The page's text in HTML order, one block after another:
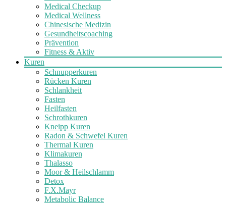
Medical Checkup
Medical Wellness
Chinesische Medizin
Gesundheitscoaching
Prävention
Fitness & Aktiv
Kuren
Schnupperkuren
Rücken Kuren
Schlankheit
Fasten
Heilfasten
Schrothkuren
Kneipp Kuren
Radon & Schwefel Kuren
Thermal Kuren
Klimakuren
Thalasso
Moor & Heilschlamm
Detox
F.X.Mayr
Metabolic Balance